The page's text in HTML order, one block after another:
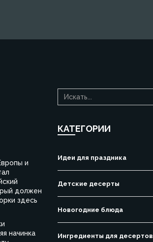
и
должен
здесь
начинка
КАТЕГОРИИ
Идеи для праздника
Детские десерты
Новогодние блюда
Ингредиенты для десертов